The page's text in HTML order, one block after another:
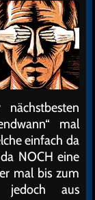
mal
einfach da
NOCH eine
mal bis zum
aus